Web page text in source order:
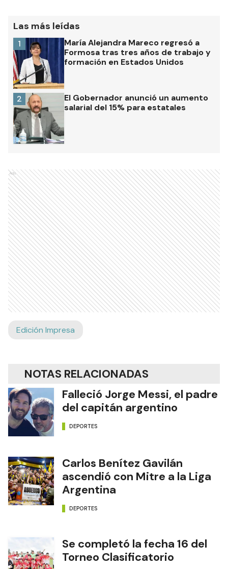
Las más leídas
María Alejandra Mareco regresó a
Formosa tras tres años de trabajo y
formación en Estados Unidos
1
El Gobernador anunció un aumento
salarial del 15% para estatales
2
Ads
Edición Impresa
NOTAS RELACIONADAS
Falleció Jorge Messi, el padre
del capitán argentino
DEPORTES
Carlos Benítez Gavilán
ascendió con Mitre a la Liga
Argentina
DEPORTES
Se completó la fecha 16 del
Torneo Clasificatorio